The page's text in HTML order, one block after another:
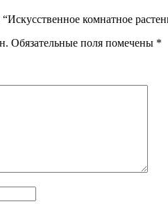
комнатное
Обязательные поля помечены *